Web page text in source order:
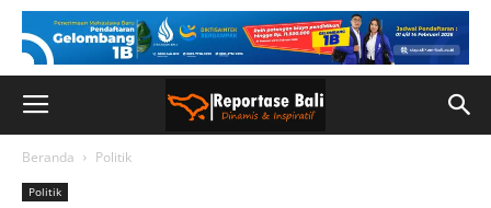
Beranda Politik
Politik